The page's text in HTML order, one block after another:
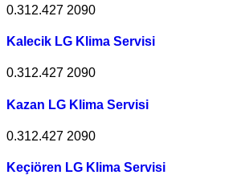
0.312.427 2090
Kalecik LG Klima Servisi
0.312.427 2090
Kazan LG Klima Servisi
0.312.427 2090
Keçiören LG Klima Servisi